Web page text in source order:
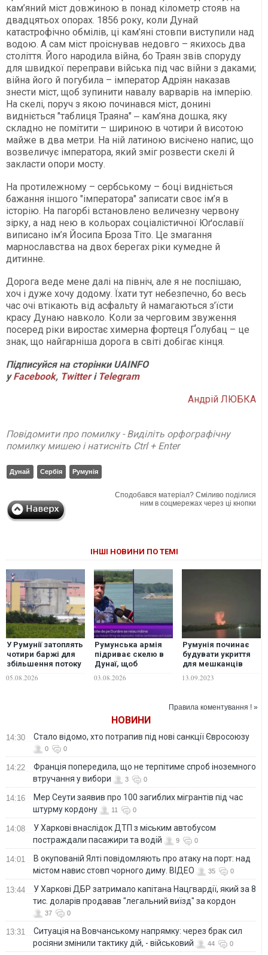
кам’яний міст довжиною в понад кілометр стояв на
двадцятьох опорах. 1856 року, коли Дунай
катастрофічно обмілів, ці кам’яні стовпи виступили над
водою. А сам міст проіснував недовго – якихось два
століття. Його народила війна, бо Траян звів споруду
для швидкої переправи війська під час війни з даками;
війна його й погубила – імператор Адріян наказав
знести міст, щоб зупинити навалу варварів на імперію.
На скелі, поруч з якою починався міст, донині
видніється "таблиця Траяна" ‒ кам’яна дошка, яку
складно не помітити – шириною в чотири й висотою
майже в два метри. На ній латиною висічено напис, що
возвеличує імператора, який зміг розвести скелі й
закласти опори мосту.
На протилежному – сербському – боці видніється
бажання іншого "імператора" записати своє ім’я в
історію. На пагорбі встановлено величезну червону
зірку, а над нею в кольорах соціалістичної Юґославії
виписано ім’я Йосипа Броза Тіто. Це змагання
марнославства на двох берегах ріки кумедне й
дитинне.
Дорога веде мене далі на північ, але я не поспішаю,
хоч і дуже хочу додому. Їхати тут небезпечно, бо весь
час очі втікають від асфальту й намагаються з’їсти
красу Дунаю навколо. Коли за черговим звуження
посеред ріки виростає химерна фортеця Ґолубац – це
знак, що найгарніша дорога в світі добігає кінця.
Підписуйся на сторінки UAINFO
уFacebook, Twitter і Telegram
Андрій ЛЮБКА
Повідомити про помилку - Виділіть орфографічну
помилку мишею і натисніть Ctrl + Enter
Дунай Сербія Румунія
Сподобався матеріал? Сміливо поділися
ним в соцмережах через ці кнопки
ІНШІ НОВИНИ ПО ТЕМІ
У Румунії затоплять
чотири баржі для
збільшення потоку
05.08.2026
Румунська армія
підриває скелю в
Дунаї, щоб
посухи атомну
03.08.2026
Румунія починає
будувати укриття
для мешканців
13.09.2023
Правила коментування ! »
НОВИНИ
14:30 Стало відомо, хто потрапив під нові санкції Євросоюзу
0 0
14:22
Франція попередила, що не терпітиме спроб іноземного
втручання у вибори
3 0
14:16
Мер Сеути заявив про 100 загиблих мігрантів під час
штурму кордону
11 0
14:08
У Харкові внаслідок ДТП з міським автобусом
постраждали пасажири та водій
9 0
14:01
В окупованій Ялті повідомляють про атаку на порт: над
містом навис стовп чорного диму. ВІДЕО
35 0
13:44
У Харкові ДБР затримало капітана Нацгвардії, який за 8
тис. доларів продавав "легальний виїзд" за кордон
37 0
13:31
Ситуація на Вовчанському напрямку: через брак сил
росіяни змінили тактику дій, - військовий
44 0